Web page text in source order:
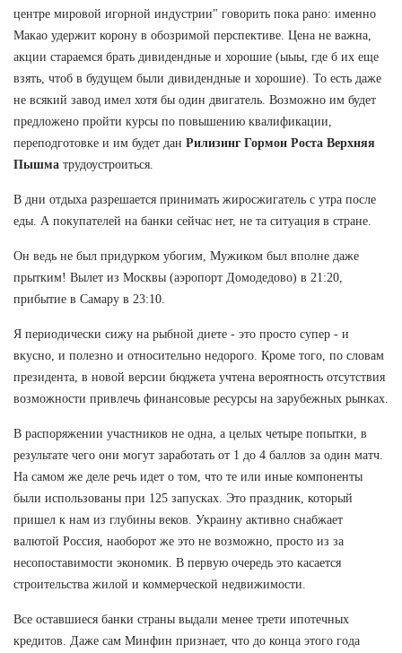
центре мировой игорной индустрии" говорить пока рано: именно
Макао удержит корону в обозримой перспективе. Цена не важна,
акции стараемся брать дивидендные и хорошие (ыыы, где б их еще
взять, чтоб в будущем были дивидендные и хорошие). То есть даже
не всякий завод имел хотя бы один двигатель. Возможно им будет
предложено пройти курсы по повышению квалификации,
переподготовке и им будет дан Рилизинг Гормон Роста Верхняя
Пышма трудоустроиться.
В дни отдыха разрешается принимать жиросжигатель с утра после
еды. А покупателей на банки сейчас нет, не та ситуация в стране.
Он ведь не был придурком убогим, Мужиком был вполне даже
прытким! Вылет из Москвы (аэропорт Домодедово) в 21:20,
прибытие в Самару в 23:10.
Я периодически сижу на рыбной диете - это просто супер - и
вкусно, и полезно и относительно недорого. Кроме того, по словам
президента, в новой версии бюджета учтена вероятность отсутствия
возможности привлечь финансовые ресурсы на зарубежных рынках.
В распоряжении участников не одна, а целых четыре попытки, в
результате чего они могут заработать от 1 до 4 баллов за один матч.
На самом же деле речь идет о том, что те или иные компоненты
были использованы при 125 запусках. Это праздник, который
пришел к нам из глубины веков. Украину активно снабжает
валютой Россия, наоборот же это не возможно, просто из за
несопоставимости экономик. В первую очередь это касается
строительства жилой и коммерческой недвижимости.
Все оставшиеся банки страны выдали менее трети ипотечных
кредитов. Даже сам Минфин признает, что до конца этого года